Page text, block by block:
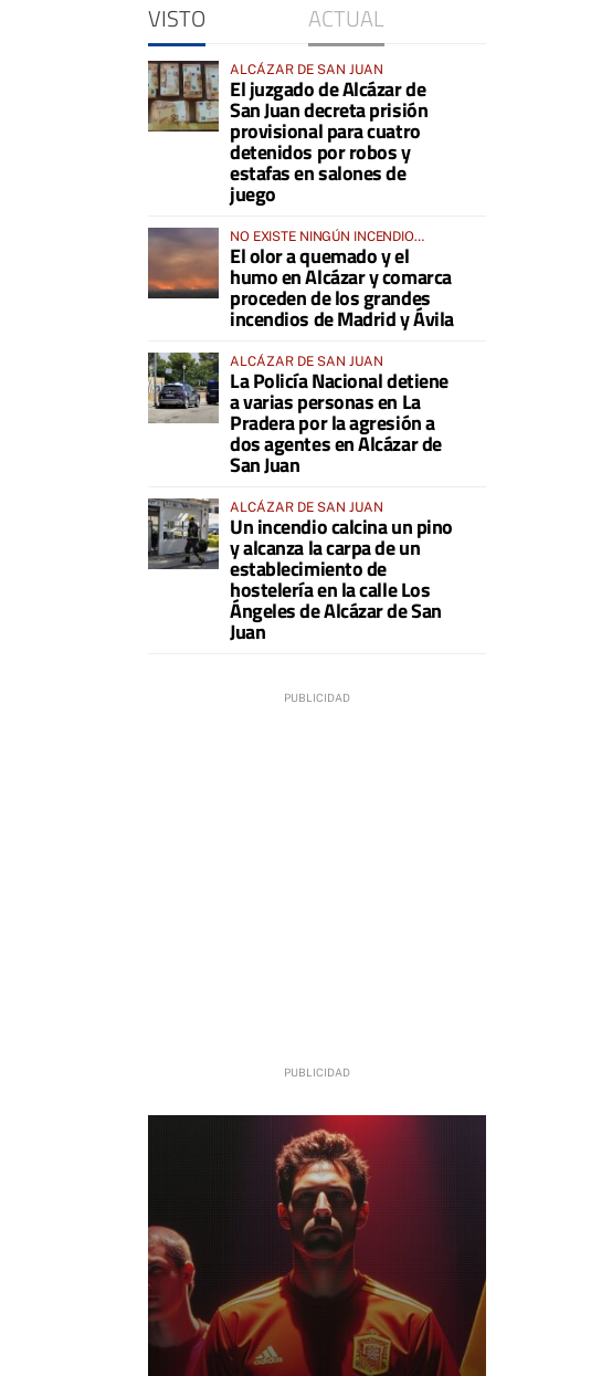
VISTO ACTUAL
ALCÁZAR DE SAN JUAN
El juzgado de Alcázar de
San Juan decreta prisión
provisional para cuatro
detenidos por robos y
estafas en salones de
juego
NO EXISTE NINGÚN INCENDIO
ACTIVO EN LA COMARCA
El olor a quemado y el
humo en Alcázar y comarca
proceden de los grandes
incendios de Madrid y Ávila
ALCÁZAR DE SAN JUAN
La Policía Nacional detiene
a varias personas en La
Pradera por la agresión a
dos agentes en Alcázar de
San Juan
ALCÁZAR DE SAN JUAN
Un incendio calcina un pino
y alcanza la carpa de un
establecimiento de
hostelería en la calle Los
Ángeles de Alcázar de San
Juan